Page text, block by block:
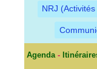
NRJ
Agenda-